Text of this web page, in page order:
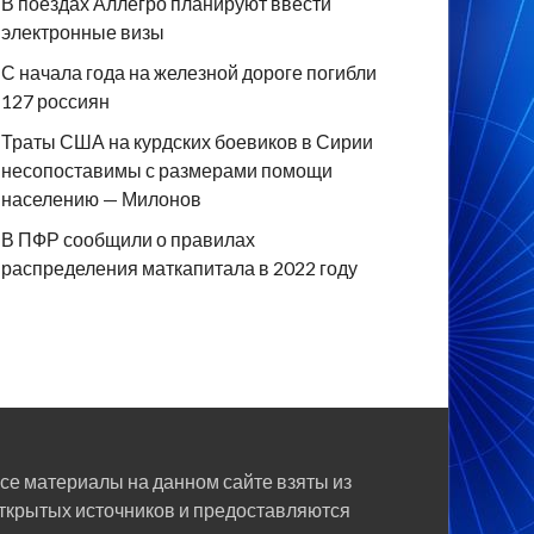
электронные визы
С начала года на железной дороге погибли
127 россиян
Траты США на курдских боевиков в Сирии
несопоставимы с размерами помощи
населению — Милонов
В ПФР сообщили о правилах
распределения маткапитала в 2022 году
материалы на данном сайте взяты из
источников и предоставляются